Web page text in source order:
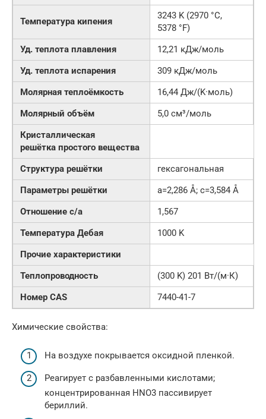
Температура кипения
3243 K (2970 °C,
5378 °F)
Уд. теплота плавления
12,21 кДж/моль
Уд. теплота испарения
309 кДж/моль
Молярная теплоёмкость
16,44 Дж/(K·моль)
Молярный объём
5,0 см³/моль
Кристаллическая
решётка простого вещества
Структура решётки
гексагональная
Параметры решётки
a=2,286 Å; c=3,584 Å
Отношение c/a
1,567
Температура Дебая
1000 K
Прочие характеристики
Теплопроводность
(300 K) 201 Вт/(м·К)
Номер CAS
7440-41-7
Химические свойства:
На воздухе покрывается оксидной пленкой.
Реагирует с разбавленными кислотами;
концентрированная HNO3 пассивирует
бериллий.